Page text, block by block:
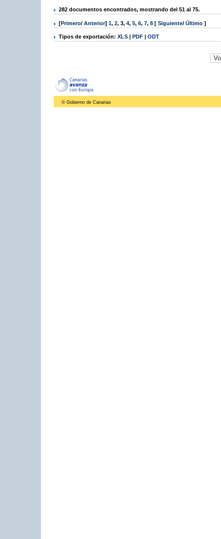
282 documentos encontrados, mostrando del 51 al 75.
[Primero/ Anterior] 1, 2, 3, 4, 5, 6, 7, 8 [ Siguiente/ Último ]
Tipos de exportación: XLS | PDF | ODT
© Gobierno de Canarias